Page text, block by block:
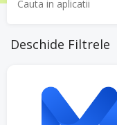
Deschide Filtrele